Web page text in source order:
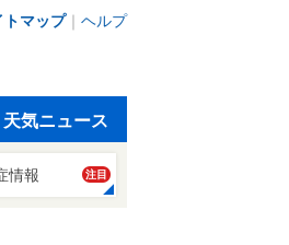
トマップ｜ ヘルプ
天気ニュース
情報 注目